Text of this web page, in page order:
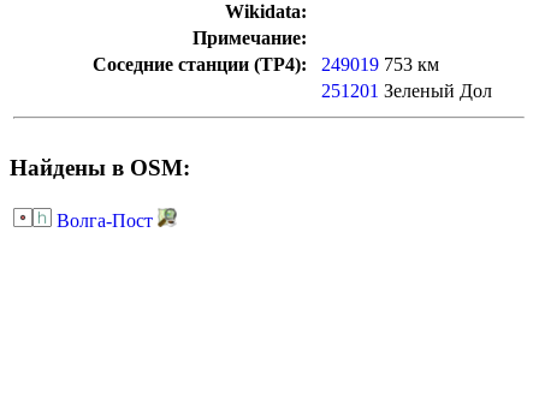
Wikidata:
Примечание:
Соседние станции (ТР4):
249019 753 км
251201 Зеленый Дол
Найдены в OSM:
Волга-Пост